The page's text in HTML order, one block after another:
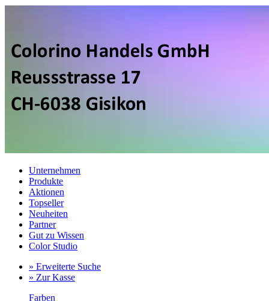
Unternehmen
Produkte
Aktionen
Topseller
Neuheiten
Partner
Gut zu Wissen
Color Studio
» Erweiterte Suche
» Zur Kasse
Farben